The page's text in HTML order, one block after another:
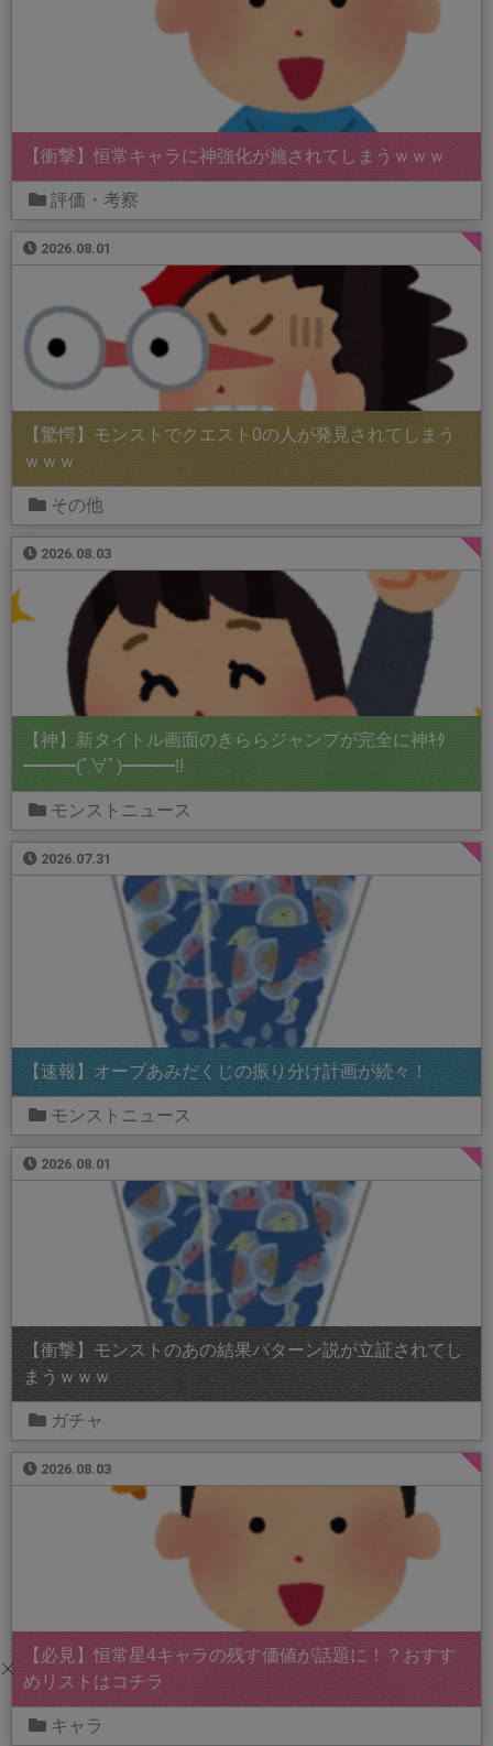
【衝撃】恒常キャラに神強化が施されてしまうｗｗｗ
評価・考察
2026.08.01
【驚愕】モンストでクエスト0の人が発見されてしまう
ｗｗｗ
その他
2026.08.03
【神】新タイトル画面のきららジャンプが完全に神ｷﾀ
━━━(ﾟ∀ﾟ)━━━!!
モンストニュース
2026.07.31
【速報】オーブあみだくじの振り分け計画が続々！
モンストニュース
2026.08.01
【衝撃】モンストのあの結果パターン説が立証されてし
まうｗｗｗ
ガチャ
2026.08.03
【必見】恒常星4キャラの残す価値が話題に！？おすす
めリストはコチラ
キャラ